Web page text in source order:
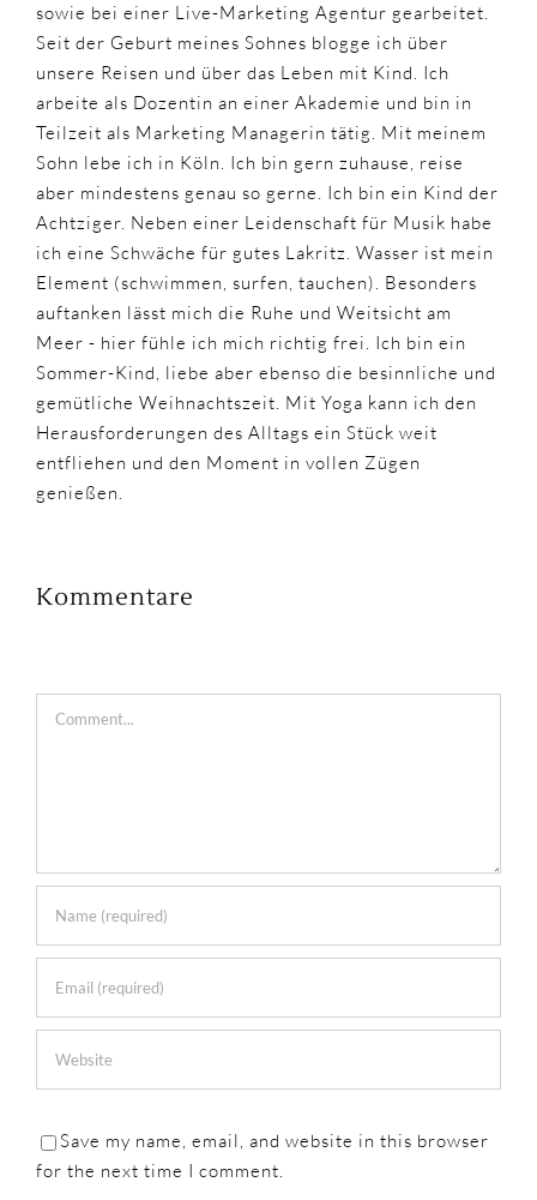
sowie bei einer Live-Marketing Agentur gearbeitet.
Seit der Geburt meines Sohnes blogge ich über
unsere Reisen und über das Leben mit Kind. Ich
arbeite als Dozentin an einer Akademie und bin in
Teilzeit als Marketing Managerin tätig. Mit meinem
Sohn lebe ich in Köln. Ich bin gern zuhause, reise
aber mindestens genau so gerne. Ich bin ein Kind der
Achtziger. Neben einer Leidenschaft für Musik habe
ich eine Schwäche für gutes Lakritz. Wasser ist mein
Element (schwimmen, surfen, tauchen). Besonders
auftanken lässt mich die Ruhe und Weitsicht am
Meer - hier fühle ich mich richtig frei. Ich bin ein
Sommer-Kind, liebe aber ebenso die besinnliche und
gemütliche Weihnachtszeit. Mit Yoga kann ich den
Herausforderungen des Alltags ein Stück weit
entfliehen und den Moment in vollen Zügen
genießen.
Kommentare
Comment
Save my name, email, and website in this browser
for the next time I comment.